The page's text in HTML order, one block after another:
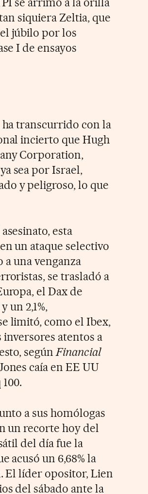
siquiera Zeltia, que
júbilo por los
I de ensayos
transcurrido con la
incierto que Hugh
Corporation,
sea por Israel,
y peligroso, lo que
esta
un ataque selectivo
una venganza
se trasladó a
el Dax de
un 2,1%,
limitó, como el Ibex,
inversores atentos a
según Financial
caía en EE UU
a sus homólogas
un recorte hoy del
del día fue la
acusó un 6,68% la
El líder opositor, Lien
del sábado ante la